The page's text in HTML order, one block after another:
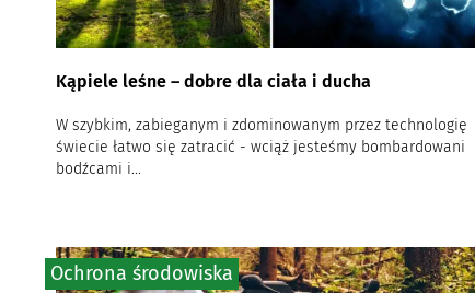
Kąpiele leśne – dobre dla ciała i ducha
W szybkim, zabieganym i zdominowanym przez technologię
świecie łatwo się zatracić - wciąż jesteśmy bombardowani
bodźcami i...
Ochrona środowiska